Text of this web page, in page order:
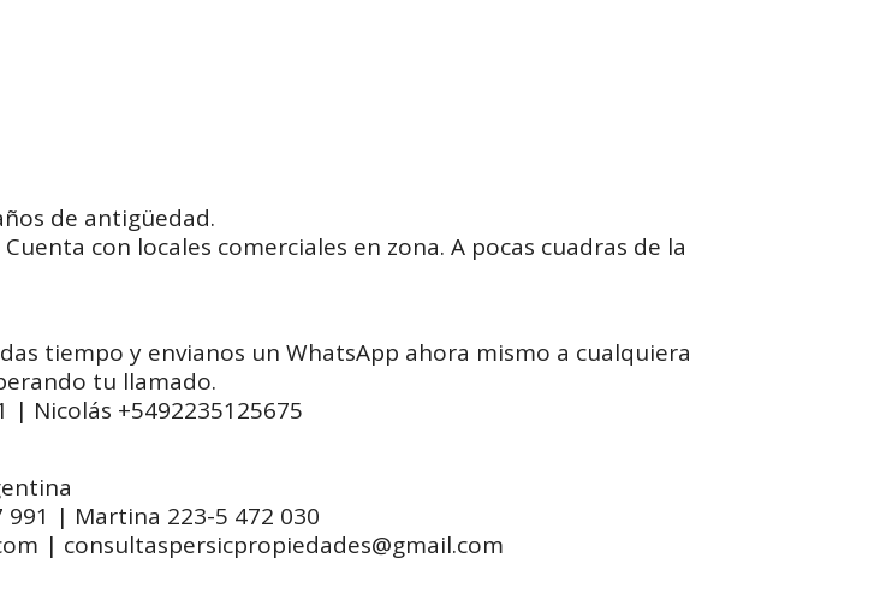
de antigüedad.
con locales comerciales en zona. A pocas cuadras de la
tiempo y envianos un WhatsApp ahora mismo a cualquiera
tu llamado.
| Nicolás +5492235125675
991 | Martina 223-5 472 030
| consultaspersicpropiedades@gmail.com